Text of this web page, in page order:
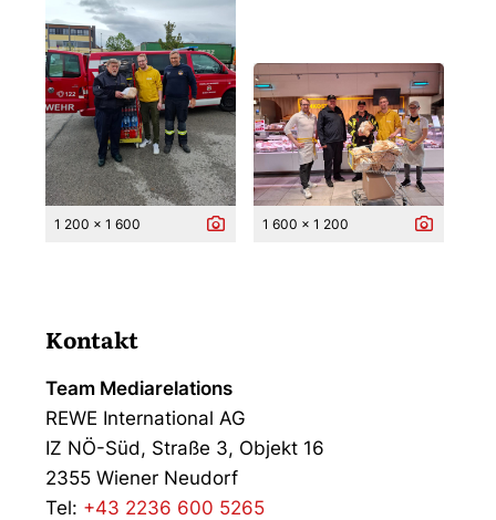
1 200 x 1 600 1 600 x 1 200
Kontakt
Team Mediarelations
REWE International AG
IZ NÖ-Süd, Straße 3, Objekt 16
2355 Wiener Neudorf
Tel: +43 2236 600 5265